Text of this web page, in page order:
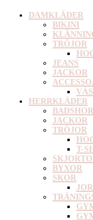
DAMKLÄDER
BIKINI
TRÖJOR
JEANS
JACKOR
HERRKLÄDER
JACKOR
TRÖJOR
T-
BYXOR
SKOR